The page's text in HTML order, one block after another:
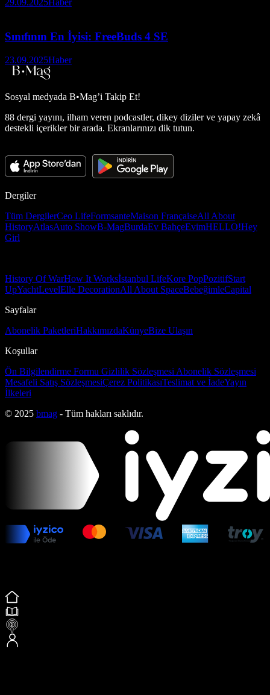
29.09.2025Haber
Sınıfının En İyisi: FreeBuds 4 SE
23.09.2025Haber
Sosyal medyada B•Mag’i Takip Et!
88 dergi yayını, ilham veren podcastler, dikey diziler ve yapay zekâ
destekli içerikler bir arada. Ekranlarınızı dik tutun.
Dergiler
Tüm DergilerCeo LifeFormsanteMaison FrançaiseAll About
HistoryAtlasAuto ShowB-MagBurdaEv BahçeEvimHELLO!Hey
Girl
History Of WarHow It Worksİstanbul LifeKore PopPozitifStart
UpYachtLevelElle DecorationAll About SpaceBebeğimleCapital
Sayfalar
Abonelik PaketleriHakkımızdaKünyeBize Ulaşın
Koşullar
Ön Bilgilendirme Formu Gizlilik Sözleşmesi Abonelik Sözleşmesi
Mesafeli Satış SözleşmesiÇerez PolitikasıTeslimat ve İadeYayın
İlkeleri
© 2025 bmag - Tüm hakları saklıdır.